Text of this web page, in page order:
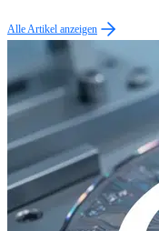
Alle Artikel anzeigen